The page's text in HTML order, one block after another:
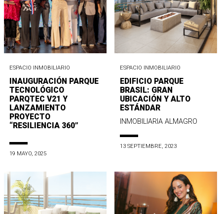
ESPACIO INMOBILIARIO
INAUGURACIÓN PARQUE
TECNOLÓGICO
PARQTEC V21 Y
LANZAMIENTO
PROYECTO
“RESILIENCIA 360”
19 MAYO, 2025
ESPACIO INMOBILIARIO
EDIFICIO PARQUE
BRASIL: GRAN
UBICACIÓN Y ALTO
ESTÁNDAR
INMOBILIARIA ALMAGRO
13 SEPTIEMBRE, 2023